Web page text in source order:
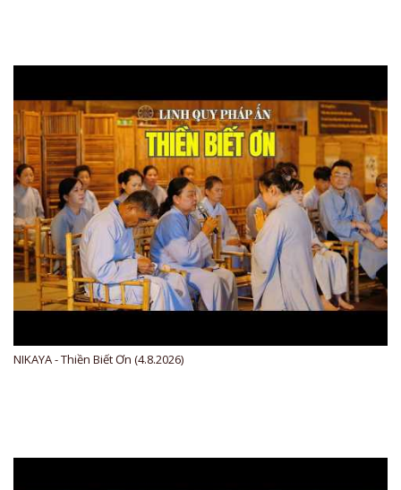
NIKAYA - Thiền Biết Ơn (4.8.2026)